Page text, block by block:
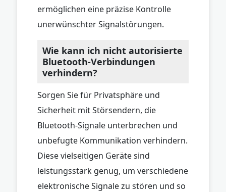
ermöglichen eine präzise Kontrolle
unerwünschter Signalstörungen.
Wie kann ich nicht autorisierte
Bluetooth-Verbindungen
verhindern?
Sorgen Sie für Privatsphäre und
Sicherheit mit Störsendern, die
Bluetooth-Signale unterbrechen und
unbefugte Kommunikation verhindern.
Diese vielseitigen Geräte sind
leistungsstark genug, um verschiedene
elektronische Signale zu stören und so